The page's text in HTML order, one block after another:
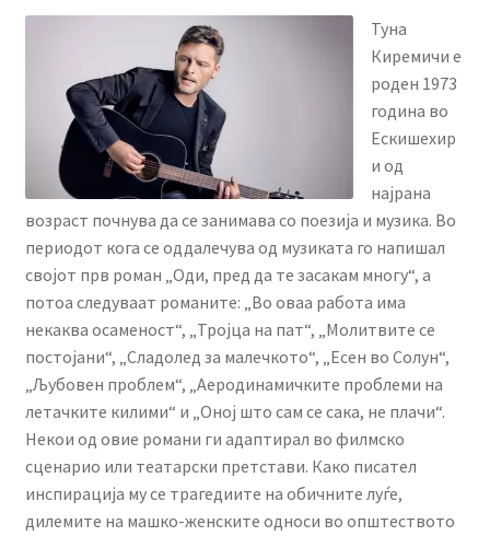
Туна
Киремичи е
роден 1973
година во
Ескишехир
и од
најрана
возраст почнува да се занимава со поезија и музика. Во
периодот кога се оддалечува од музиката го напишал
својот прв роман „Оди, пред да те засакам многу“, а
потоа следуваат романите: „Во оваа работа има
некаква осаменост“, „Тројца на пат“, „Молитвите се
постојани“, „Сладолед за малечкото“, „Есен во Солун“,
„Љубовен проблем“, „Аеродинамичките проблеми на
летачките килими“ и „Оној што сам се сака, не плачи“.
Некои од овие романи ги адаптирал во филмско
сценарио или театарски претстави. Како писател
инспирација му се трагедиите на обичните луѓе,
дилемите на машко-женските односи во општеството